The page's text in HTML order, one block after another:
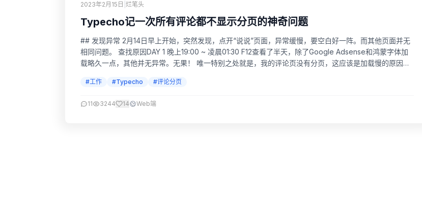
2023年2月15日 烂笔头
Typecho记一次所有评论都不显示分页的神奇问题
## 发现异常 2月14日早上开始，突然发现，点开“说说”页面，异常缓慢，要空白好一阵。而其他页面并无
相同问题。 查找原因DAY 1 晚上19:00 ~ 凌晨01:30 F12查看了半天，除了Google Adsense和鸿蒙字体加
载略久一点，其他并无异常。无果！ 唯一特别之处就是，我的评论页没有分页，这应该是加载慢的原因之
#工作 #Typecho #评论分页
11 3244 14 Web端